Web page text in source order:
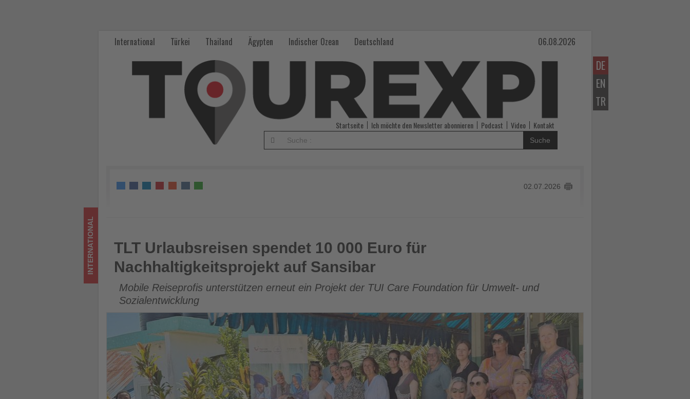
DE
EN
TR
International Türkei Thailand Ägypten Indischer Ozean Deutschland 06.08.2026
Startseite Ich möchte den Newsletter abonnieren Podcast Video Kontakt
Suche
02.07.2026
TLT Urlaubsreisen spendet 10 000 Euro für Nachhaltigkeitsprojekt auf Sansibar
INTERNATIONAL
TLT Urlaubsreisen spendet 10 000 Euro für
Nachhaltigkeitsprojekt auf Sansibar
Mobile Reiseprofis unterstützen erneut ein Projekt der TUI Care Foundation für Umwelt- und
Sozialentwicklung